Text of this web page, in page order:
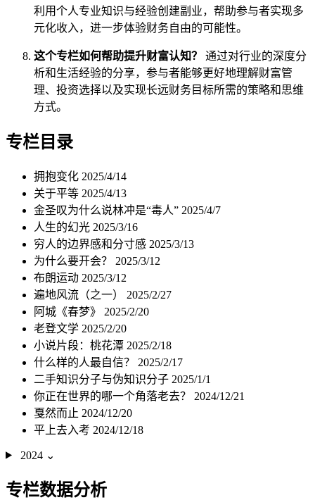
利用个人专业知识与经验创建副业，帮助参与者实现多
元化收入，进一步体验财务自由的可能性。
这个专栏如何帮助提升财富认知？
通过对行业的深度分
析和生活经验的分享，参与者能够更好地理解财富管
理、投资选择以及实现长远财务目标所需的策略和思维
方式。
专栏目录
拥抱变化 2025/4/14
关于平等 2025/4/13
金圣叹为什么说林冲是“毒人” 2025/4/7
人生的幻光 2025/3/16
穷人的边界感和分寸感 2025/3/13
为什么要开会？ 2025/3/12
布朗运动 2025/3/12
遍地风流（之一） 2025/2/27
阿城《春梦》 2025/2/20
老登文学 2025/2/20
小说片段：桃花潭 2025/2/18
什么样的人最自信？ 2025/2/17
二手知识分子与伪知识分子 2025/1/1
你正在世界的哪一个角落老去？ 2024/12/21
戛然而止 2024/12/20
平上去入考 2024/12/18
2024 ⌄
专栏数据分析